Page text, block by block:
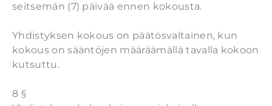
seitsemän (7) päivää ennen kokousta.
Yhdistyksen kokous on päätösvaltainen, kun
kokous on sääntöjen määräämällä tavalla kokoon
kutsuttu.
8 §